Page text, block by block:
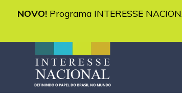
NOVO! Programa INTERESSE